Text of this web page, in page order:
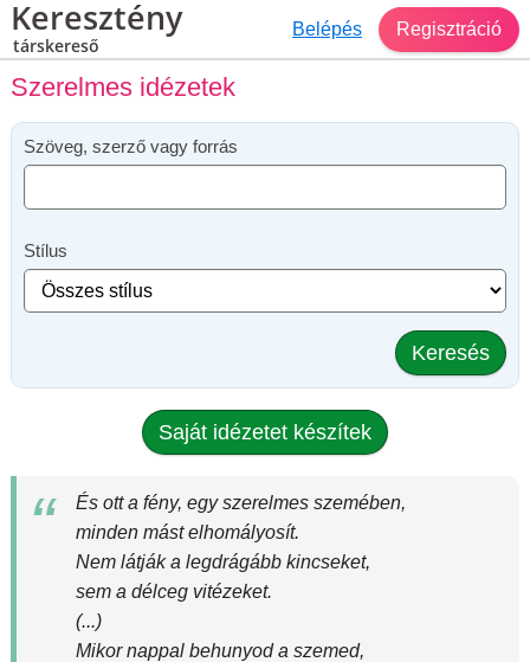
Keresztény
társkereső
Belépés Regisztráció
Szerelmes idézetek
Szöveg, szerző vagy forrás
Stílus
Keresés
Saját idézetet készítek
És ott a fény, egy szerelmes szemében,
minden mást elhomályosít.
Nem látják a legdrágább kincseket,
sem a délceg vitézeket.
(...)
Mikor nappal behunyod a szemed,